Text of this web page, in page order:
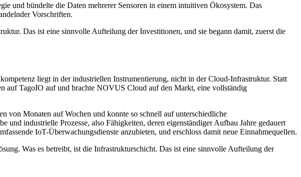
und bündelte die Daten mehrerer Sensoren in einem intuitiven Ökosystem. Das
Vorschriften.
Das ist eine sinnvolle Aufteilung der Investitionen, und sie begann damit, zuerst die
liegt in der industriellen Instrumentierung, nicht in der Cloud-Infrastruktur. Statt
auf TagoIO auf und brachte NOVUS Cloud auf den Markt, eine vollständig
von Monaten auf Wochen und konnte so schnell auf unterschiedliche
industrielle Prozesse, also Fähigkeiten, deren eigenständiger Aufbau Jahre gedauert
IoT-Überwachungsdienste anzubieten, und erschloss damit neue Einnahmequellen.
Was es betreibt, ist die Infrastrukturschicht. Das ist eine sinnvolle Aufteilung der